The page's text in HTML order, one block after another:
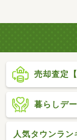
売却査定
暮らしデ
人気タウンラン